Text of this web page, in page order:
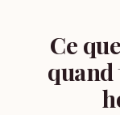
Ce
quand